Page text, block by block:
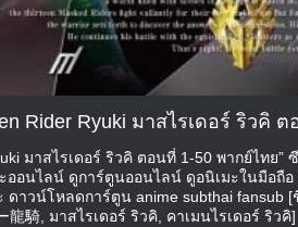
Rider Ryuki มาสไรเดอร์ ริวคิ
มาสไรเดอร์ ริวคิ ตอนที่ 1-50 พากย์ไทย
ะออนไลน์ ดูการ์ตูนออนไลน์ ดูอนิเมะในมือ
าวน์โหลดการ์ตูน anime subthai fansub [
騎, มาสไรเดอร์ ริวคิ, คาเมนไรเดอร์ ริวคิ]